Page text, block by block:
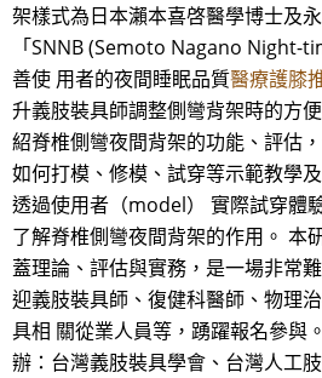
架樣式為日本瀨本喜啓醫學博士及
「SNNB (Semoto Nagano Night-
善使 用者的夜間睡眠品質醫療護膝
升義肢裝具師調整側彎背架時的方
紹脊椎側彎夜間背架的功能、評估
如何打模、修模、試穿等示範教學
透過使用者（model） 實際試穿體
了解脊椎側彎夜間背架的作用。 本
蓋理論、評估與實務，是一場非常
迎義肢裝具師、復健科醫師、物理
具相 關從業人員等，踴躍報名參與
辦：台灣義肢裝具學會、台灣人工